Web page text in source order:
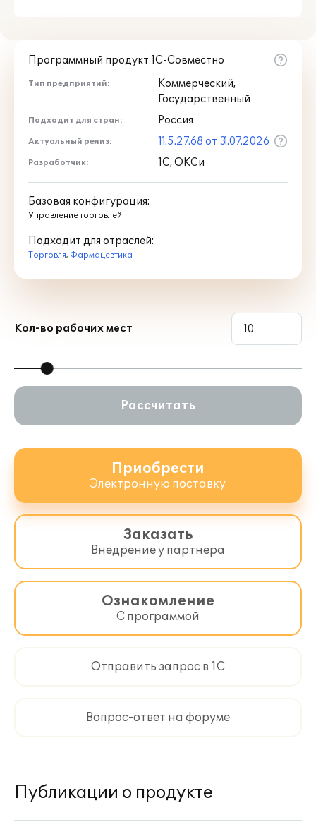
Программный продукт 1С-Совместно
Тип предприятий:
Коммерческий,
Государственный
Подходит для стран: Россия
Актуальный релиз: 11.5.27.68 от 31.07.2026
Разработчик: 1С, ОКСи
Базовая конфигурация:
Управление торговлей
Подходит для отраслей:
Торговля, Фармацевтика
Кол-во рабочих мест
Рассчитать
Приобрести
Электронную поставку
Заказать
Внедрение у партнера
Ознакомление
С программой
Отправить запрос в 1С
Вопрос-ответ на форуме
Публикации о продукте